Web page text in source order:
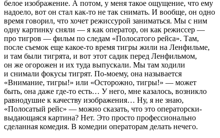
белое изображение. А потом, у меня такое ощущение, что ему
надоело, вот он стал как-то не так снимать. И вообще, он одно
время говорил, что хочет режиссурой заниматься. Мы с ним
одну картинку сняли — я как оператор, он как режиссер —
про тигров — фильм по следам «Полосатого рейса». Там,
после съемок еще какое-то время тигры жили на Ленфильме,
и там были тигрята, и вот этот садик перед Ленфильмом,
он же огорожен и их туда выпускали. Мы там ходили
и снимали фокусы тигрят. По-моему, она называется
«Внимание, тигры!» или «Осторожно, тигры!» — может
быть, она даже где-то есть… У него, мне казалось, возникло
равнодушие к качеству изображения… Ну, я не знаю,
«Полосатый рейс» — можно сказать, что это операторски-
выдающаяся картина? Нет. Это просто профессионально
сделанная комедия. В комедии операторам делать нечего.